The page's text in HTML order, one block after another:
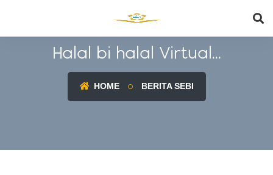
Halal bi halal Virtual...
HOME BERITA SEBI